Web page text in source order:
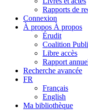
Rapports de
Connexion
À propos À propos
Érudit
Coalition
Libre accès
Rapport
Recherche avancée
FR
Français
English
Ma bibliothèque